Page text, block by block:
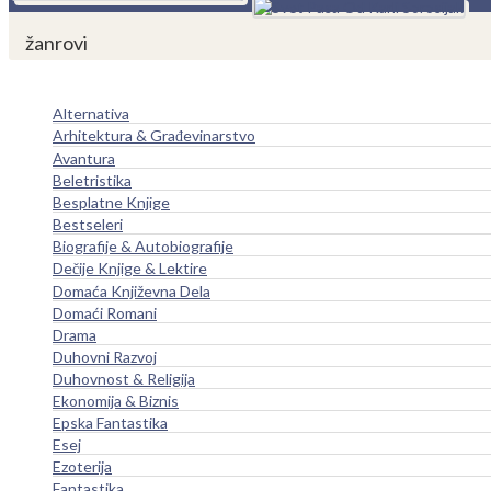
žanrovi
Alternativa
Arhitektura & Građevinarstvo
Avantura
Beletristika
Besplatne Knjige
Bestseleri
Biografije & Autobiografije
Dečije Knjige & Lektire
Domaća Književna Dela
Domaći Romani
Drama
Duhovni Razvoj
Duhovnost & Religija
Ekonomija & Biznis
Epska Fantastika
Esej
Ezoterija